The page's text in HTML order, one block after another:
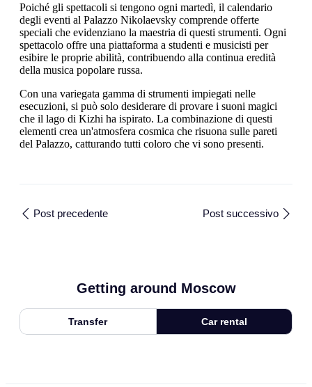
Poiché gli spettacoli si tengono ogni martedì, il calendario
degli eventi al Palazzo Nikolaevsky comprende offerte
speciali che evidenziano la maestria di questi strumenti. Ogni
spettacolo offre una piattaforma a studenti e musicisti per
esibire le proprie abilità, contribuendo alla continua eredità
della musica popolare russa.
Con una variegata gamma di strumenti impiegati nelle
esecuzioni, si può solo desiderare di provare i suoni magici
che il lago di Kizhi ha ispirato. La combinazione di questi
elementi crea un'atmosfera cosmica che risuona sulle pareti
del Palazzo, catturando tutti coloro che vi sono presenti.
Post precedente Post successivo
Getting around Moscow
Transfer Car rental